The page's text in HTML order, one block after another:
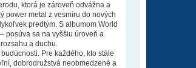
ktorá je zároveň odvážna a
power metal z vesmíru do nových
predtým. S albumom World
posúva sa na vyššiu úroveň a
a duchu.
Pre každého, kto stále
dobrodružstvá neobmedzené a